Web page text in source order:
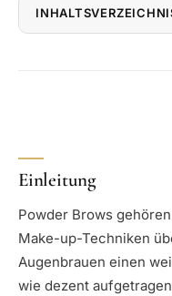
Einleitung
Powder Brows
Make-up-Techniken
Augenbrauen einen
wie dezent